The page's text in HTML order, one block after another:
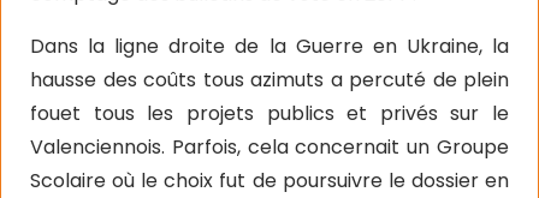
Dans la ligne droite de la Guerre en Ukraine, la
hausse des coûts tous azimuts a percuté de plein
fouet tous les projets publics et privés sur le
Valenciennois. Parfois, cela concernait un Groupe
Scolaire où le choix fut de poursuivre le dossier en